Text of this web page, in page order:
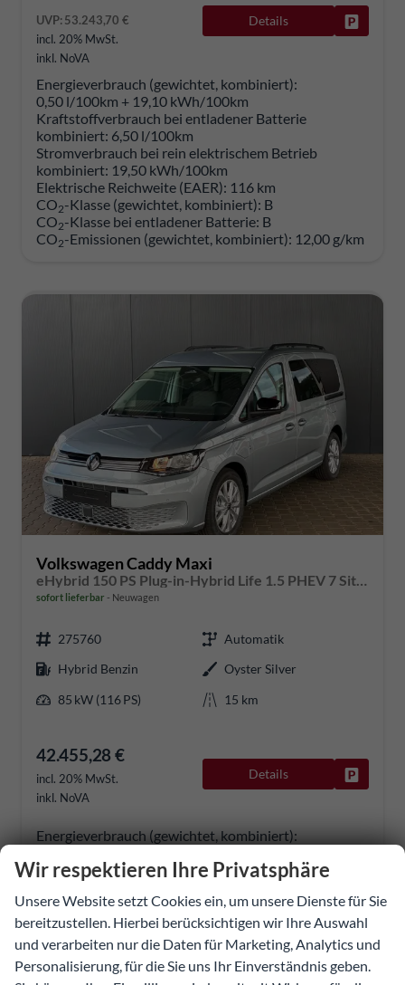
UVP:53.243,70 €
incl. 20% MwSt.
inkl. NoVA
Details
Energieverbrauch (gewichtet, kombiniert):
0,50 l/100km + 19,10 kWh/100km
Kraftstoffverbrauch bei entladener Batterie
kombiniert: 6,50 l/100km
Stromverbrauch bei rein elektrischem Betrieb
kombiniert: 19,50 kWh/100km
Elektrische Reichweite (EAER): 116 km
CO2-Klasse (gewichtet, kombiniert): B
CO2-Klasse bei entladener Batterie: B
CO2-Emissionen (gewichtet, kombiniert): 12,00 g/km
Volkswagen Caddy Maxi
eHybrid 150 PS Plug-in-Hybrid Life 1.5 PHEV 7 Sitze DSG
sofort lieferbar Neuwagen
275760
Automatik
Hybrid Benzin
Oyster Silver
85 kW (116 PS)
15 km
42.455,28 €
incl. 20% MwSt.
inkl. NoVA
Details
Energieverbrauch (gewichtet, kombiniert):
Kraftstoffverbrauch bei entladener Batterie
Stromverbrauch bei rein elektrischem Betrieb
kombiniert: 19,50 kWh/100km
Elektrische Reichweite (EAER): 116 km
CO -Klasse bei entladener Batterie:E
Wir respektieren Ihre Privatsphäre
Unsere Website setzt Cookies ein, um unsere Dienste für Sie
bereitzustellen. Hierbei berücksichtigen wir Ihre Auswahl
und verarbeiten nur die Daten für Marketing, Analytics und
Personalisierung, für die Sie uns Ihr Einverständnis geben.